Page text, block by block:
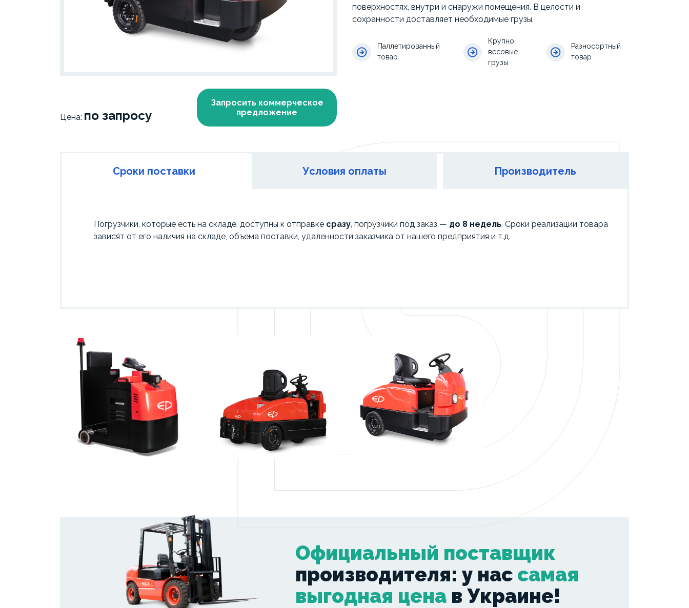
Цена: по запросу
Запросить коммерческое
предложение
поверхностях, внутри и снаружи помещения. В целости и
сохранности доставляет необходимые грузы.
Паллетированный
товар
Крупно
весовые
грузы
Разносортный
товар
Сроки поставки Условия оплаты Производитель
Погрузчики, которые есть на складе, доступны к отправке сразу , погрузчики под заказ — до 8 недель. Сроки реализации товара
зависят от его наличия на складе, объема поставки, удаленности заказчика от нашего предприятия и т.д.
Официальный поставщик
производителя: у нас самая
выгодная цена в Украине!